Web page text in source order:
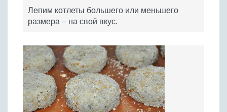
Лепим котлеты большего или меньшего
размера – на свой вкус.